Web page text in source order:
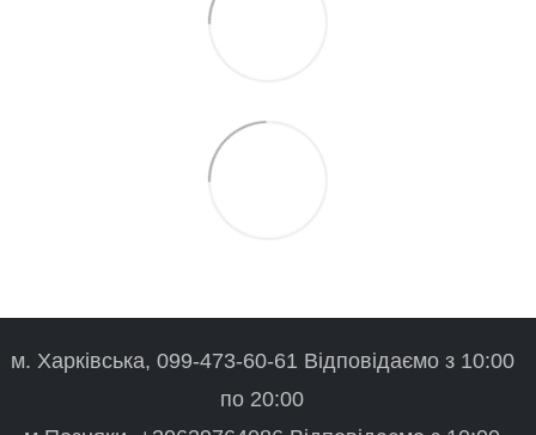
м. Харківська, 099-473-60-61 Відповідаємо з 10:00
по 20:00